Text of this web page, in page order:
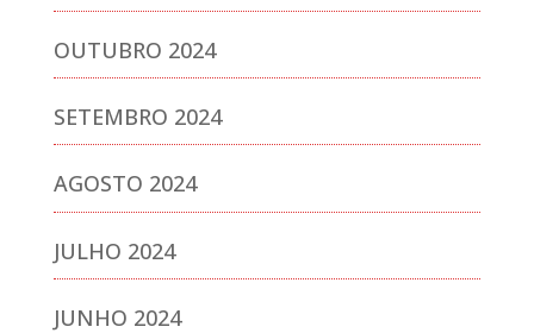
OUTUBRO 2024
SETEMBRO 2024
AGOSTO 2024
JULHO 2024
JUNHO 2024